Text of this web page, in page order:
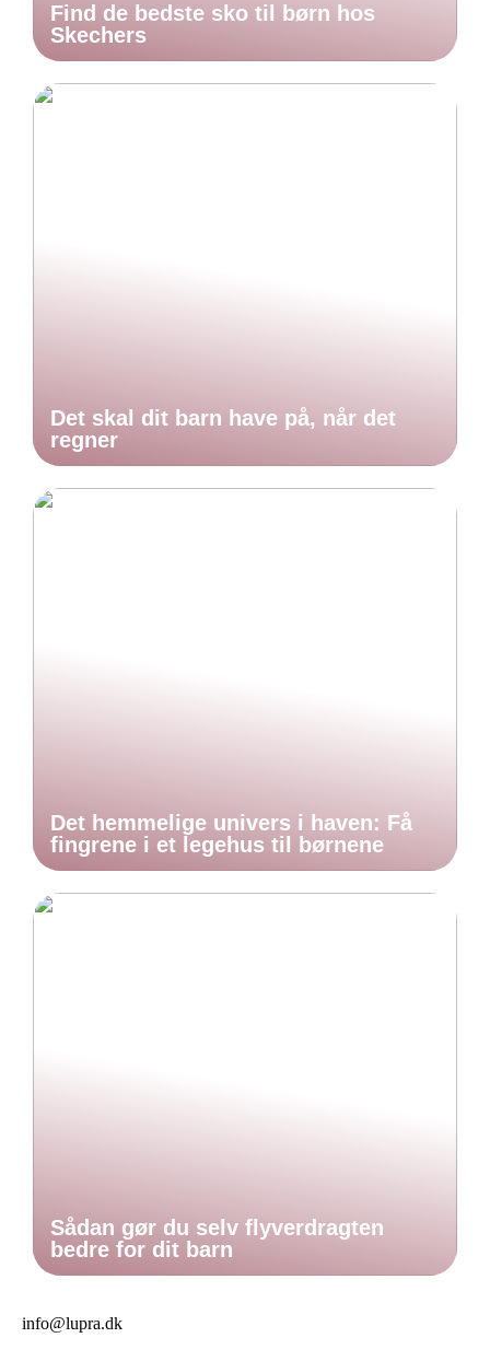
Find de bedste sko til børn hos
Skechers
Det skal dit barn have på, når det
regner
Det hemmelige univers i haven: Få
fingrene i et legehus til børnene
Sådan gør du selv flyverdragten
bedre for dit barn
info@lupra.dk